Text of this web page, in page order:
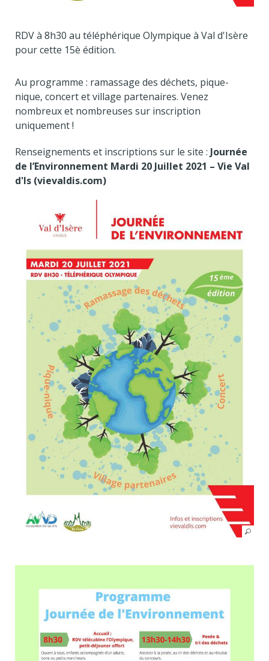
RDV à 8h30 au téléphérique Olympique à Val d'Isère
pour cette 15è édition.
Au programme : ramassage des déchets, pique-
nique, concert et village partenaires. Venez
nombreux et nombreuses sur inscription
uniquement !
Renseignements et inscriptions sur le site : Journée
de l’Environnement Mardi 20 Juillet 2021 – Vie Val
d'Is (vievaldis.com)